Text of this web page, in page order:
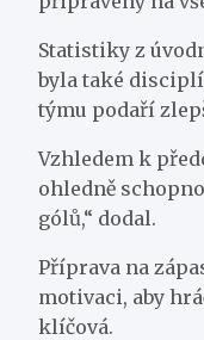
Statistiky z
byla také
týmu podaří
Vzhledem k
ohledně
gólů,“ dodal.
Příprava na
motivaci, aby
klíčová.